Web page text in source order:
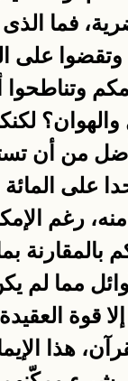
فما
وتقضوا على
والهوان؟
من أن
على المائة
رغم
بالمقارنة
مما لم
قوة
هذا